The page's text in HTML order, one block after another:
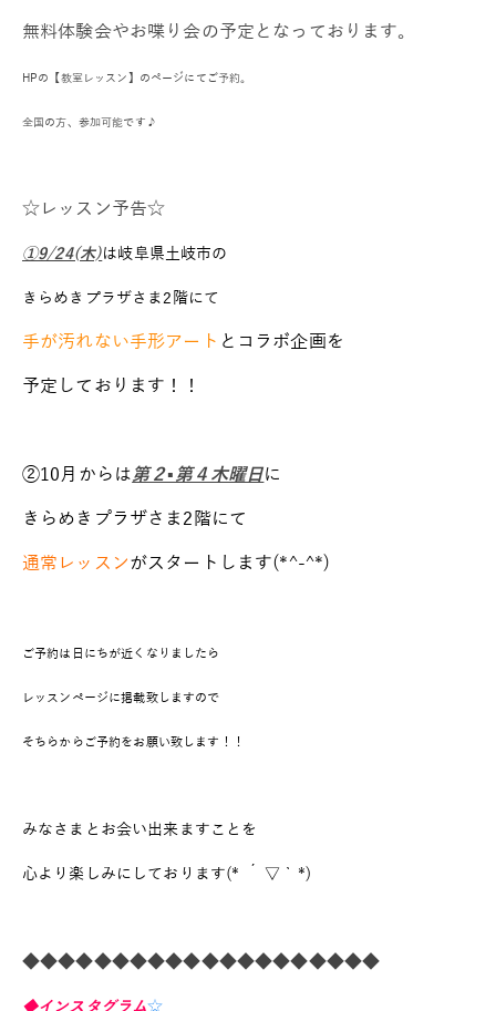
無料体験会やお喋り会の予定となっております。
HPの【教室レッスン】のページにてご予約。
全国の方、参加可能です♪
☆レッスン予告☆
①9/24(木)は岐阜県土岐市の
きらめきプラザさま2階にて
手が汚れない手形アート とコラボ企画を
予定しております！！
②10月からは第２▪第４木曜日に
きらめきプラザさま2階にて
通常レッスンがスタートします(*^-^*)
ご予約は日にちが近くなりましたら
レッスンページに掲載致しますので
そちらからご予約をお願い致します！！
みなさまとお会い出来ますことを
心より楽しみにしております(* ´ ▽ ` *)
◆◆◆◆◆◆◆◆◆◆◆◆◆◆◆◆◆◆◆◆
◆インスタグラム☆